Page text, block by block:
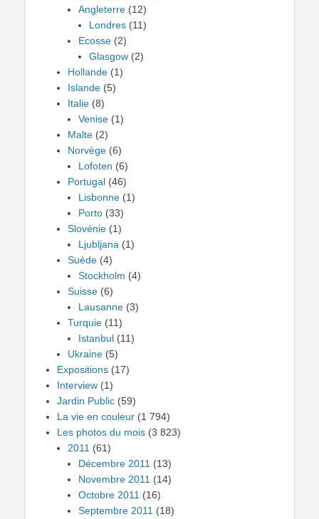
Angleterre (12)
Londres (11)
Ecosse (2)
Glasgow (2)
Hollande (1)
Islande (5)
Italie (8)
Venise (1)
Malte (2)
Norvège (6)
Lofoten (6)
Portugal (46)
Lisbonne (1)
Porto (33)
Slovénie (1)
Ljubljana (1)
Suède (4)
Stockholm (4)
Suisse (6)
Lausanne (3)
Turquie (11)
Istanbul (11)
Ukraine (5)
Expositions (17)
Interview (1)
Jardin Public (59)
La vie en couleur (1 794)
Les photos du mois (3 823)
2011 (61)
Décembre 2011 (13)
Novembre 2011 (14)
Octobre 2011 (16)
Septembre 2011 (18)